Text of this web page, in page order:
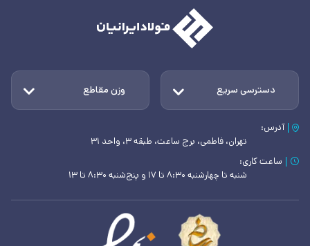
دسترسی سریع وزن مقاطع
آدرس:
تهران، فاطمی، برج ساعت، طبقه ۳، واحد ۳۱
ساعت کاری:
شنبه تا چهارشنبه ۸:۳۰ تا ۱۷ و پنج‌شنبه ۸:۳۰ تا ۱۳